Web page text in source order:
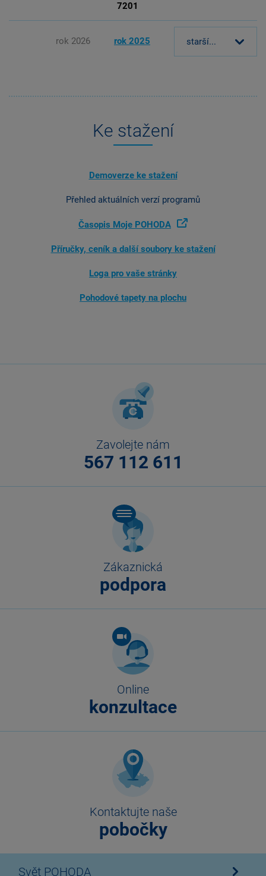
7201
starší...
rok 2026 rok 2025
Ke stažení
Demoverze ke stažení
Přehled aktuálních verzí programů
Časopis Moje POHODA
Příručky, ceník a další soubory ke stažení
Loga pro vaše stránky
Pohodové tapety na plochu
Zavolejte nám
567 112 611
Zákaznická
podpora
Online
konzultace
Kontaktujte naše
pobočky
Svět POHODA